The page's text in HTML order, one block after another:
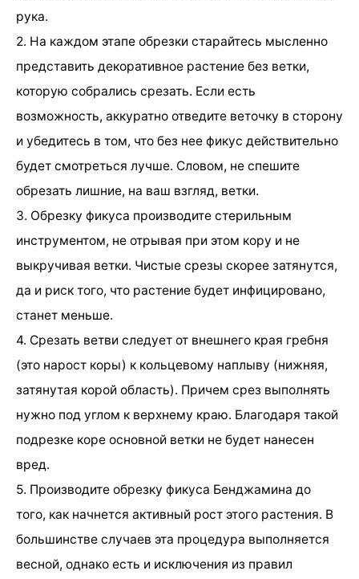
рука.
2. На каждом этапе обрезки старайтесь мысленно
представить декоративное растение без ветки,
которую собрались срезать. Если есть
возможность, аккуратно отведите веточку в сторону
и убедитесь в том, что без нее фикус действительно
будет смотреться лучше. Словом, не спешите
обрезать лишние, на ваш взгляд, ветки.
3. Обрезку фикуса производите стерильным
инструментом, не отрывая при этом кору и не
выкручивая ветки. Чистые срезы скорее затянутся,
да и риск того, что растение будет инфицировано,
станет меньше.
4. Срезать ветви следует от внешнего края гребня
(это нарост коры) к кольцевому наплыву (нижняя,
затянутая корой область). Причем срез выполнять
нужно под углом к верхнему краю. Благодаря такой
подрезке коре основной ветки не будет нанесен
вред.
5. Производите обрезку фикуса Бенджамина до
того, как начнется активный рост этого растения. В
большинстве случаев эта процедура выполняется
весной, однако есть и исключения из правил